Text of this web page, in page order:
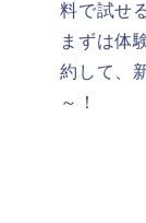
料で試せ
まずは体
約して、
～！